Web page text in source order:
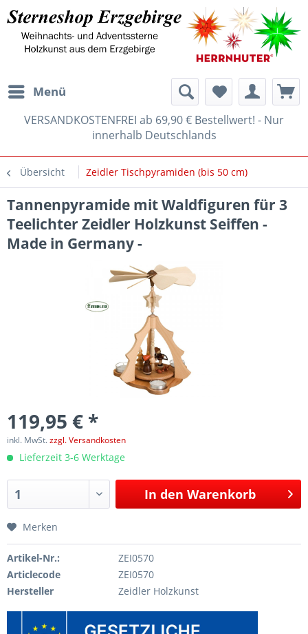
Menü
VERSANDKOSTENFREI ab 69,90 € Bestellwert! - Nur
innerhalb Deutschlands
Übersicht Zeidler Tischpyramiden (bis 50 cm)
Tannenpyramide mit Waldfiguren für 3
Teelichter Zeidler Holzkunst Seiffen -
Made in Germany -
119,95 € *
inkl. MwSt.zzgl. Versandkosten
Lieferzeit 3-6 Werktage
In den Warenkorb
Merken
Artikel-Nr.:
ZEI0570
Articlecode
ZEI0570
Hersteller
Zeidler Holzkunst